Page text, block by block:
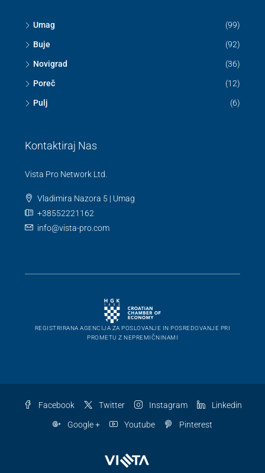
Umag (99)
Buje (92)
Novigrad (36)
Poreč (12)
Pulj (6)
Kontaktiraj Nas
Vista Pro Network Ltd.
Vladimira Nazora 5 | Umag
+38552221162
info@vista-pro.com
REGISTRIRANA AGENCIJA ZA POSLOVANJE IN POSREDOVANJE PRI
PROMETU Z NEPREMIČNINAMI
Facebook Twitter Instagram Linkedin
Google + Youtube Pinterest